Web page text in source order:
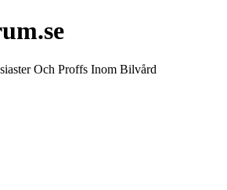
Och Proffs Inom Bilvård